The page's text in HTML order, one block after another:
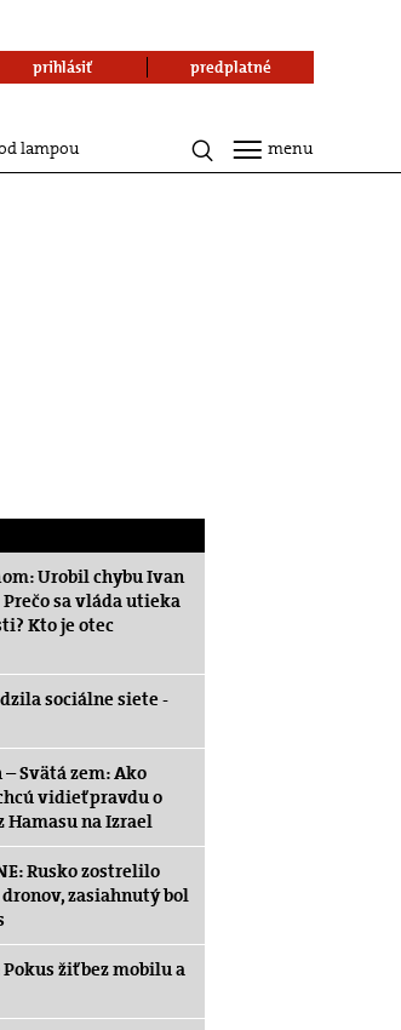
lampou
prihlásiť predplatné
menu
Urobil chybu Ivan
Prečo sa vláda utieka
Kto je otec
sociálne siete -
Svätá zem: Ako
vidieť pravdu o
na Izrael
Rusko zostrelilo
zasiahnutý bol
žiť bez mobilu a